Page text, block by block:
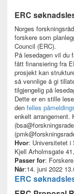
ERC
Norges
forskere som
Council (ERC).
På lesedagen vil du
fått finansiering fra
prosjekt kan
så vennlige å gi
tilgjengelig på
Dette er en stille
den felles
enkelt arrangement.
Hvor: Universitetet i
Kjell Arholmsgate
Passer for:
Når:14. juni 2022
ERC